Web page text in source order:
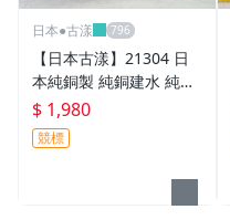
日本●古漾
【日本古漾】21304 日
本純銅製 純銅建水 純銅
茶筒 茶器組兩個一套 品
項美 箱附
$ 1,980
競標